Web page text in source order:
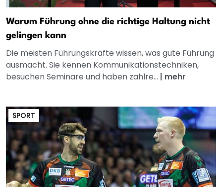
Warum Führung ohne die richtige Haltung nicht
gelingen kann
Die meisten Führungskräfte wissen, was gute Führung
ausmacht. Sie kennen Kommunikationstechniken,
besuchen Seminare und haben zahlre... | mehr
SPORT